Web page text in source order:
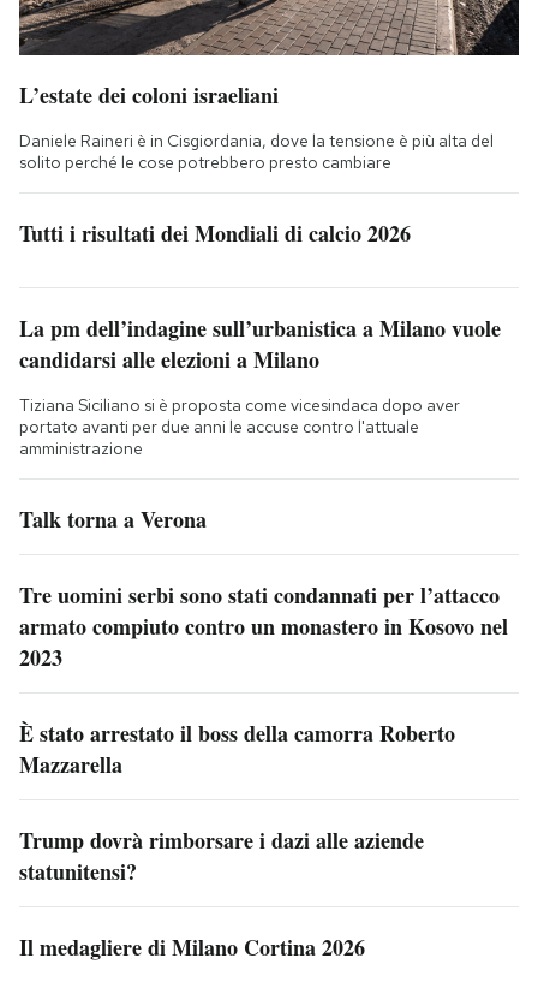
L’estate dei coloni israeliani
Daniele Raineri è in Cisgiordania, dove la tensione è più alta del
solito perché le cose potrebbero presto cambiare
Tutti i risultati dei Mondiali di calcio 2026
La pm dell’indagine sull’urbanistica a Milano vuole
candidarsi alle elezioni a Milano
Tiziana Siciliano si è proposta come vicesindaca dopo aver
portato avanti per due anni le accuse contro l'attuale
amministrazione
Talk torna a Verona
Tre uomini serbi sono stati condannati per l’attacco
armato compiuto contro un monastero in Kosovo nel
2023
È stato arrestato il boss della camorra Roberto
Mazzarella
Trump dovrà rimborsare i dazi alle aziende
statunitensi?
Il medagliere di Milano Cortina 2026